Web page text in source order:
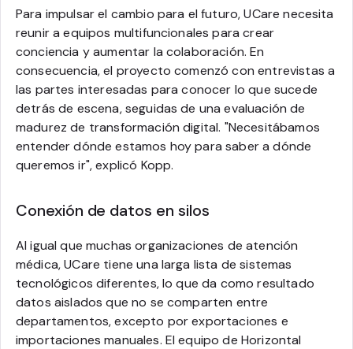
Para impulsar el cambio para el futuro, UCare necesita
reunir a equipos multifuncionales para crear
conciencia y aumentar la colaboración. En
consecuencia, el proyecto comenzó con entrevistas a
las partes interesadas para conocer lo que sucede
detrás de escena, seguidas de una evaluación de
madurez de transformación digital. "Necesitábamos
entender dónde estamos hoy para saber a dónde
queremos ir", explicó Kopp.
Conexión de datos en silos
Al igual que muchas organizaciones de atención
médica, UCare tiene una larga lista de sistemas
tecnológicos diferentes, lo que da como resultado
datos aislados que no se comparten entre
departamentos, excepto por exportaciones e
importaciones manuales. El equipo de Horizontal